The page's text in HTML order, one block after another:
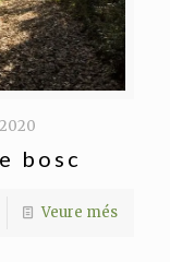
bosc
Veure més